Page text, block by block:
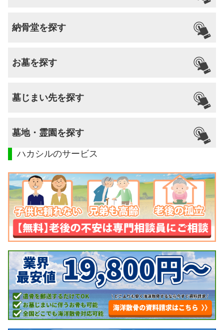
納骨堂を探す
お墓を探す
墓じまい先を探す
墓地・霊園を探す
ハカシルのサービス